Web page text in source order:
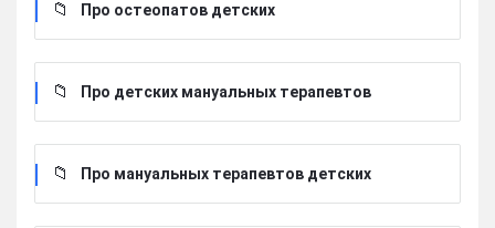
Про остеопатов детских
Про детских мануальных терапевтов
Про мануальных терапевтов детских